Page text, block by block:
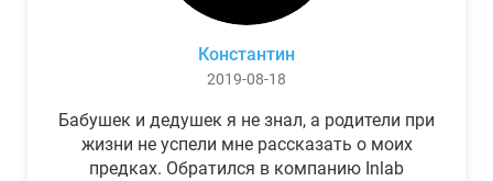
Константин
2019-08-18
Бабушек и дедушек я не знал, а родители при
жизни не успели мне рассказать о моих
предках. Обратился в компанию Inlab